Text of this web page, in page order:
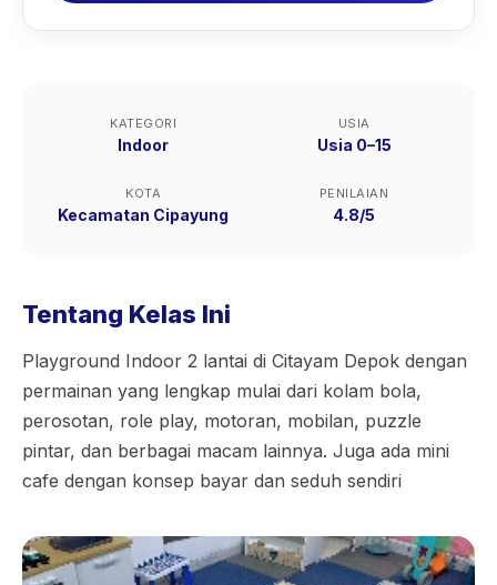
KATEGORI
Indoor
USIA
Usia 0–15
KOTA
Kecamatan Cipayung
PENILAIAN
4.8/5
Tentang Kelas Ini
Playground Indoor 2 lantai di Citayam Depok dengan
permainan yang lengkap mulai dari kolam bola,
perosotan, role play, motoran, mobilan, puzzle
pintar, dan berbagai macam lainnya. Juga ada mini
cafe dengan konsep bayar dan seduh sendiri